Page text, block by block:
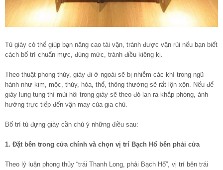
Tủ giày có thể giúp bạn nâng cao tài vận, tránh được vận rủi nếu bạn biết
cách bố trí chuẩn mực, đúng mức, tránh điều kiêng kị.
Theo thuật phong thủy, giày đi ở ngoài sẽ bị nhiễm các khí trong ngũ
hành như kim, mộc, thủy, hỏa, thổ, thông thường sẽ rất lộn xộn. Nếu để
giày lung tung thì mùi hôi trong giày sẽ theo đó lan ra khắp phóng, ảnh
hưởng trực tiếp đến vận may của gia chủ.
Bố trí tủ đựng giày cần chú ý những điều sau:
1. Đặt bên trong cửa chính và chọn vị trí Bạch Hổ bên phải cửa
Theo lý luận phong thủy “trái Thanh Long, phải Bạch Hổ”, vị trí bên trái